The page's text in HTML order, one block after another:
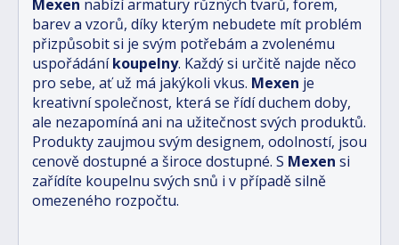
Mexen nabízí armatury různých tvarů, forem,
barev a vzorů, díky kterým nebudete mít problém
přizpůsobit si je svým potřebám a zvolenému
uspořádáníkoupelny. Každý si určitě najde něco
pro sebe, ať už má jakýkoli vkus. Mexen je
kreativní společnost, která se řídí duchem doby,
ale nezapomíná ani na užitečnost svých produktů.
Produkty zaujmou svým designem, odolností, jsou
cenově dostupné a široce dostupné. S Mexen si
zařídíte koupelnu svých snů i v případě silně
omezeného rozpočtu.